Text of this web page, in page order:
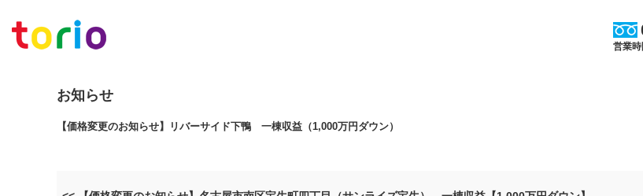
営業時
お知らせ
【価格変更のお知らせ】リバーサイド下鴨 一棟収益（1,000万円ダウン）